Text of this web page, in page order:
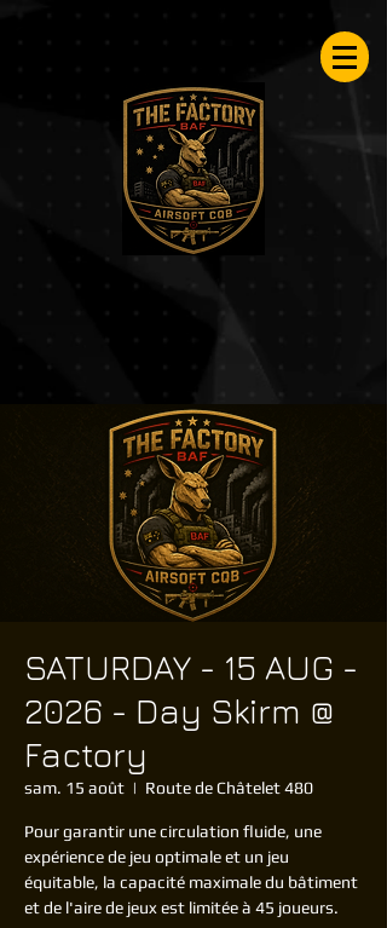
SATURDAY - 15 AUG -
2026 - Day Skirm @
Factory
sam. 15 août
  |
Route de Châtelet 480
Pour garantir une circulation fluide, une
expérience de jeu optimale et un jeu
équitable, la capacité maximale du bâtiment
et de l'aire de jeux est limitée à 45 joueurs.